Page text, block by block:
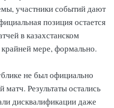
участники событий дают
позиция остается
в казахстанском
мере, формально.
не был официально
Результаты остались
дисквалификации даже